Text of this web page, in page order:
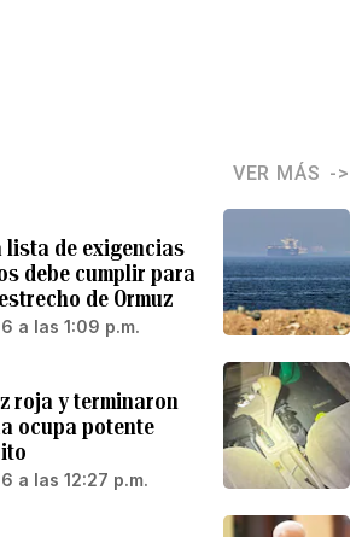
VER MÁS
lista de exigencias
debe cumplir para
de Ormuz
a las 1:09 p.m.
roja y terminaron
ocupa potente
a las 12:27 p.m.